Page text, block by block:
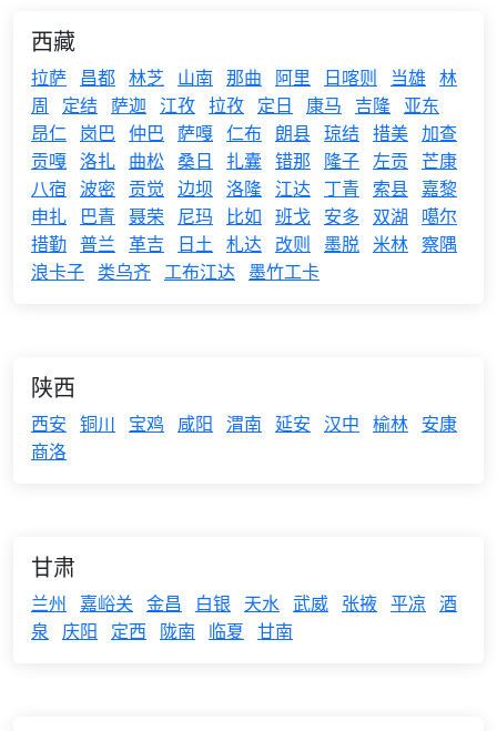
西藏
拉萨 昌都 林芝 山南 那曲 阿里 日喀则 当雄 林
周
定结 萨迦 江孜 拉孜 定日 康马 吉隆 亚东
昂仁 岗巴 仲巴 萨嘎 仁布 朗县 琼结 措美 加查
贡嘎 洛扎 曲松 桑日 扎囊 错那 隆子 左贡 芒康
八宿 波密 贡觉 边坝 洛隆 江达 丁青 索县 嘉黎
申扎
巴青 聂荣 尼玛 比如 班戈 安多 双湖
噶尔
措勤 普兰 革吉 日土 札达 改则 墨脱 米林 察隅
浪卡子 类乌齐 工布江达 墨竹工卡
陕西
西安 铜川 宝鸡 咸阳 渭南 延安 汉中 榆林 安康
商洛
甘肃
兰州 嘉峪关 金昌 白银 天水 武威 张掖 平凉 酒
泉
庆阳 定西 陇南 临夏 甘南